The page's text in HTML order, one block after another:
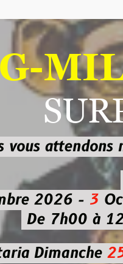
Wavre
-3Octobre
à 12h00
25